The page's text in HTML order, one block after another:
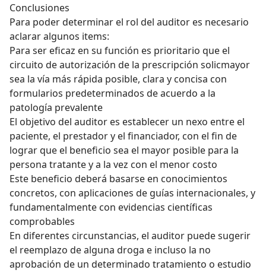
Conclusiones
Para poder determinar el rol del auditor es necesario
aclarar algunos items:
Para ser eficaz en su función es prioritario que el
circuito de autorización de la prescripción solicmayor
sea la vía más rápida posible, clara y concisa con
formularios predeterminados de acuerdo a la
patología prevalente
El objetivo del auditor es establecer un nexo entre el
paciente, el prestador y el financiador, con el fin de
lograr que el beneficio sea el mayor posible para la
persona tratante y a la vez con el menor costo
Este beneficio deberá basarse en conocimientos
concretos, con aplicaciones de guías internacionales, y
fundamentalmente con evidencias científicas
comprobables
En diferentes circunstancias, el auditor puede sugerir
el reemplazo de alguna droga e incluso la no
aprobación de un determinado tratamiento o estudio